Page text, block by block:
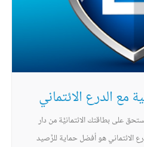
الدرع الائتماني
على بطاقتك الائتمانيَّة من دار
الائتماني هو أفضل حماية للرَّصيد